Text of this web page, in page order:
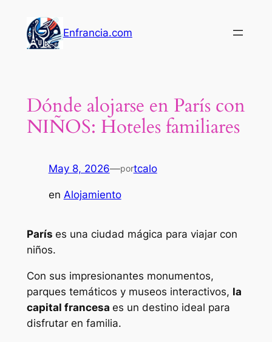
contenido
Enfrancia.com
Dónde alojarse en París con
NIÑOS: Hoteles familiares
May 8, 2026—portcalo
en Alojamiento
París es una ciudad mágica para viajar con
niños.
Con sus impresionantes monumentos,
parques temáticos y museos interactivos, la
capital francesa es un destino ideal para
disfrutar en familia.